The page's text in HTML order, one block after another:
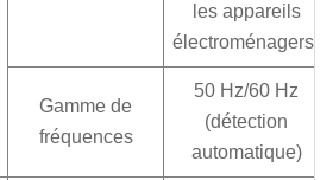
les appareils
électroménagers)
Gamme de
fréquences
50 Hz/60 Hz
(détection
automatique)